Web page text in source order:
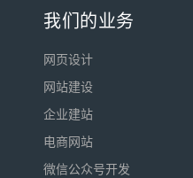
我们的业务
网页设计
网站建设
企业建站
电商网站
微信公众号开发